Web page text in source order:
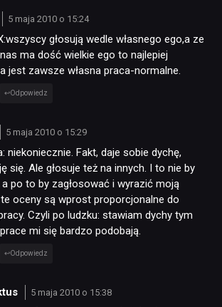
5 maja 2010 o 15:24
głosują wedle własnego ego,a ze
ma dość wielkie ego to najlepiej
jest zawsze własna praca-normalne.
Odpowiedz
5 maja 2010 o 15:29
niekoniecznie. Fakt, daje sobie dychę,
się. Ale głosuje też na innych. I to nie by
a po to by zagłosować i wyrazić moją
oceny są wprost proporcjonalne do
Czyli po ludzku: stawiam dychy tym
mi się bardzo podobają.
Odpowiedz
5 maja 2010 o 15:38